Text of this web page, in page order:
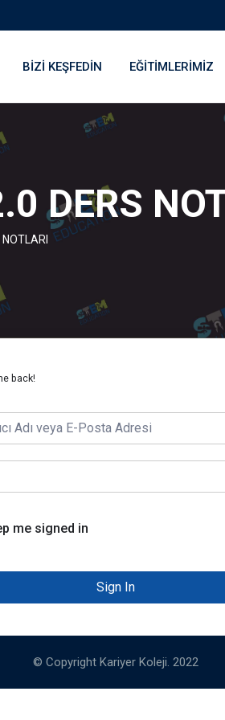
BIZI KEŞFEDIN EĞITIMLERIMIZ
DERS
back!
me signed in
Sign In
© Copyright Kariyer Koleji. 2022